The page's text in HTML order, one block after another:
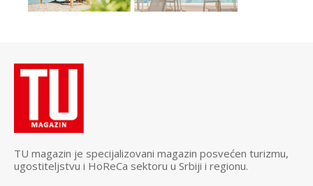
TU magazin je specijalizovani magazin posvećen turizmu,
ugostiteljstvu i HoReCa sektoru u Srbiji i regionu.